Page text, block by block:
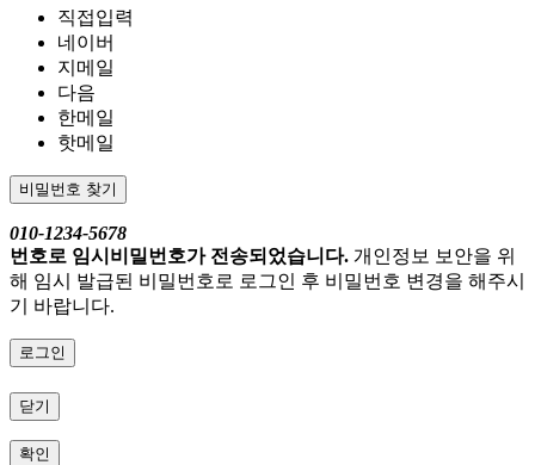
직접입력
네이버
지메일
다음
한메일
핫메일
비밀번호 찾기
010-1234-5678
번호로 임시비밀번호가 전송되었습니다. 개인정보 보안을 위
해 임시 발급된 비밀번호로 로그인 후 비밀번호 변경을 해주시
기 바랍니다.
로그인
닫기
확인